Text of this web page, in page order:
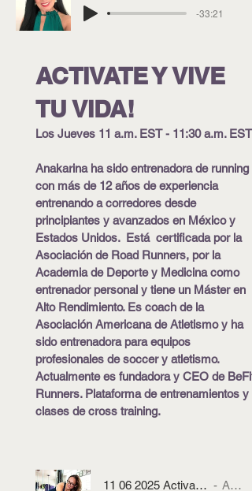
-33:21
ACTIVATE Y VIVE
TU VIDA!
Los Jueves 11 a.m. EST - 11:30 a.m. EST
Anakarina ha sido entrenadora de running
con más de 12 años de experiencia
entrenando a corredores desde
principiantes y avanzados en México y
Estados Unidos. Está certificada por la
Asociación de Road Runners, por la
Academia de Deporte y Medicina como
entrenador personal y tiene un Máster en
Alto Rendimiento. Es coach de la
Asociación Americana de Atletismo y ha
sido entrenadora para equipos
profesionales de soccer y atletismo.
Actualmente es fundadora y CEO de BeFit
Runners. Plataforma de entrenamientos y
clases de cross training.
11 06 2025 Activate y vive tu vida con AnaKarina
ANAKARINA